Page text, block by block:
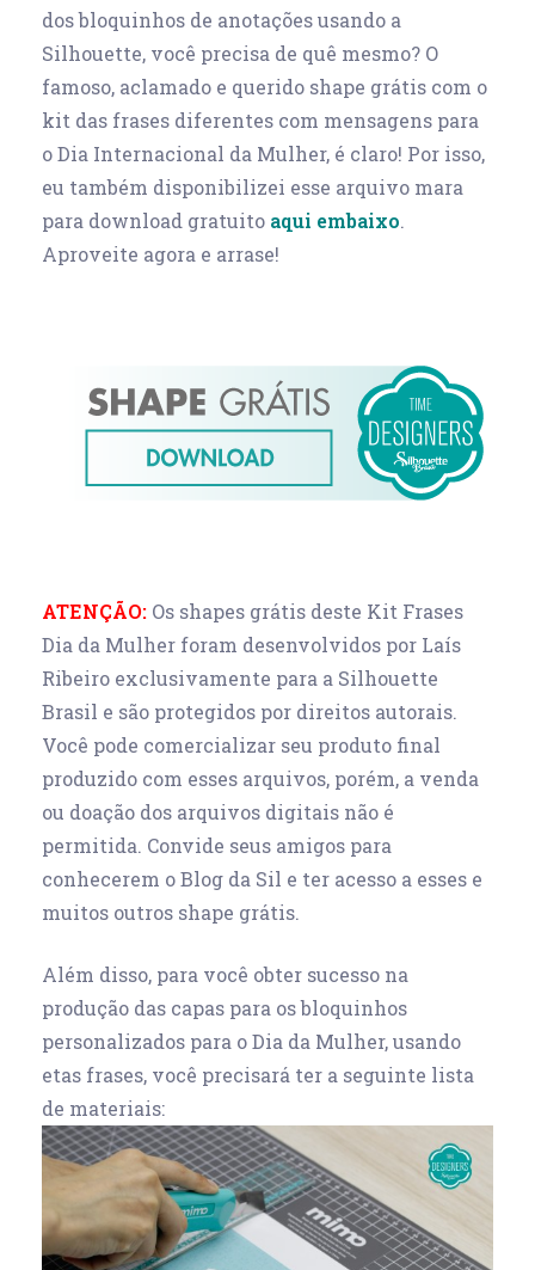
dos bloquinhos de anotações usando a
Silhouette, você precisa de quê mesmo? O
famoso, aclamado e querido shape grátis com o
kit das frases diferentes com mensagens para
o Dia Internacional da Mulher, é claro! Por isso,
eu também disponibilizei esse arquivo mara
para download gratuito aqui embaixo.
Aproveite agora e arrase!
ATENÇÃO: Os shapes grátis deste Kit Frases
Dia da Mulher foram desenvolvidos por Laís
Ribeiro exclusivamente para a Silhouette
Brasil e são protegidos por direitos autorais.
Você pode comercializar seu produto final
produzido com esses arquivos, porém, a venda
ou doação dos arquivos digitais não é
permitida. Convide seus amigos para
conhecerem o Blog da Sil e ter acesso a esses e
muitos outros shape grátis.
Além disso, para você obter sucesso na
produção das capas para os bloquinhos
personalizados para o Dia da Mulher, usando
etas frases, você precisará ter a seguinte lista
de materiais: